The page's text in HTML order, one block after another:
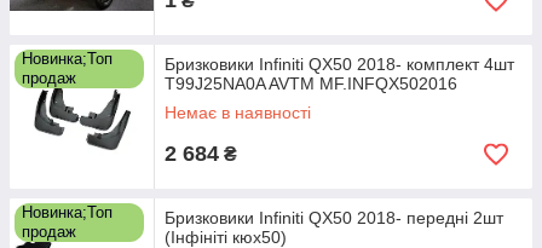
Новинка;Топ
продаж
Бризковики Infiniti QX50 2018- комплект 4шт
T99J25NA0A AVTM MF.INFQX502016
Немає в наявності
2 684 ₴
Новинка;Топ
продаж
Бризковики Infiniti QX50 2018- передні 2шт
(Інфініті кюх50)